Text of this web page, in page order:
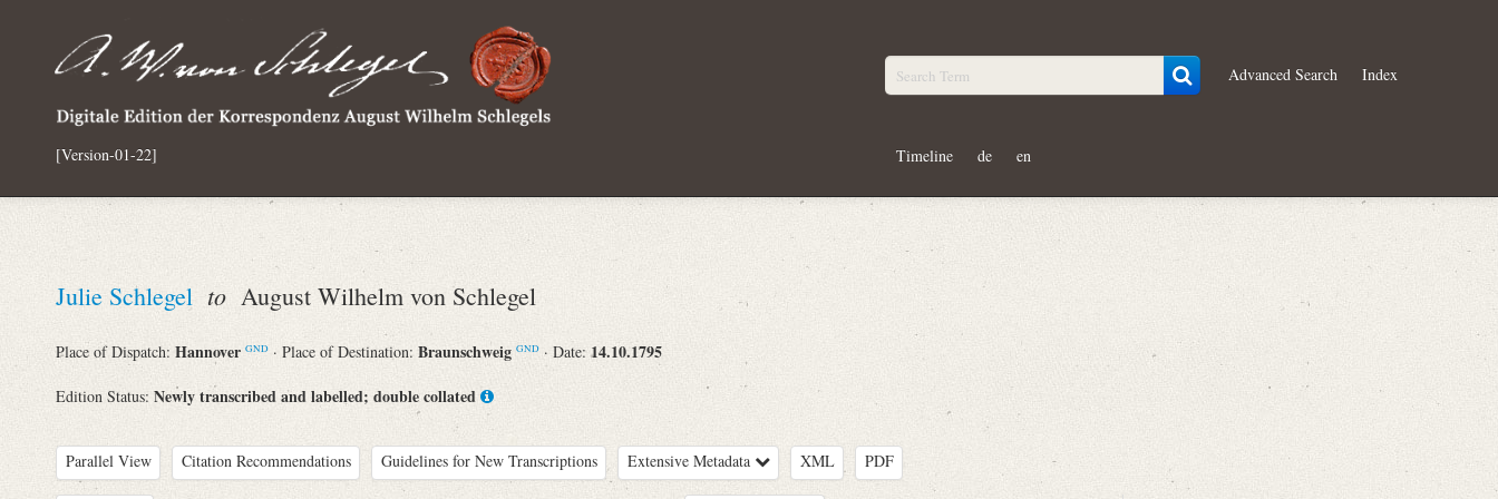
[Version-01-22]
Advanced Search Index
Timeline de en
Julie Schlegel to August Wilhelm von Schlegel
Place of Dispatch: Hannover GND · Place of Destination: Braunschweig GND · Date: 14.10.1795
Edition Status: Newly transcribed and labelled; double collated
Parallel View Citation Recommendations Guidelines for New Transcriptions Extensive Metadata XML PDF